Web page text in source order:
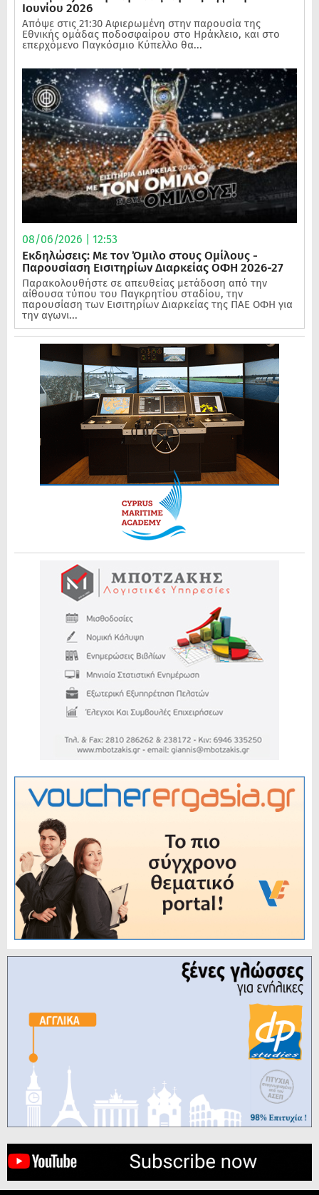
Ιουνίου 2026
Απόψε στις 21:30 Αφιερωμένη στην παρουσία της
Εθνικής ομάδας ποδοσφαίρου στο Ηράκλειο, και στο
επερχόμενο Παγκόσμιο Κύπελλο θα...
08/06/2026 | 12:53
Εκδηλώσεις: Με τον Όμιλο στους Ομίλους -
Παρουσίαση Εισιτηρίων Διαρκείας ΟΦΗ 2026-27
Παρακολουθήστε σε απευθείας μετάδοση από την
αίθουσα τύπου του Παγκρητίου σταδίου, την
παρουσίαση των Εισιτηρίων Διαρκείας της ΠΑΕ ΟΦΗ για
την αγωνι...